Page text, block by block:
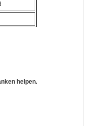
helpen.